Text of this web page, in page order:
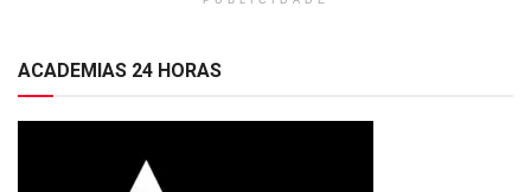
ACADEMIAS 24 HORAS